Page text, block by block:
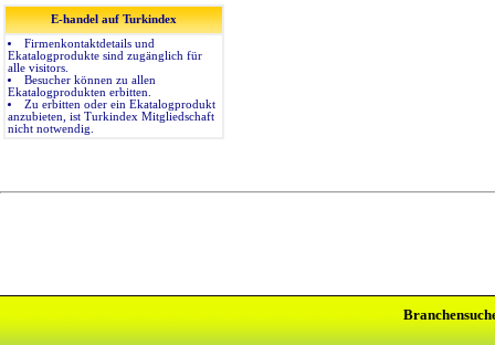
E-handel auf Turkindex
Firmenkontaktdetails und
Ekatalogprodukte sind zugänglich für
alle visitors.
Besucher können zu allen
Ekatalogprodukten erbitten.
Zu erbitten oder ein Ekatalogprodukt
anzubieten, ist Turkindex Mitgliedschaft
nicht notwendig.